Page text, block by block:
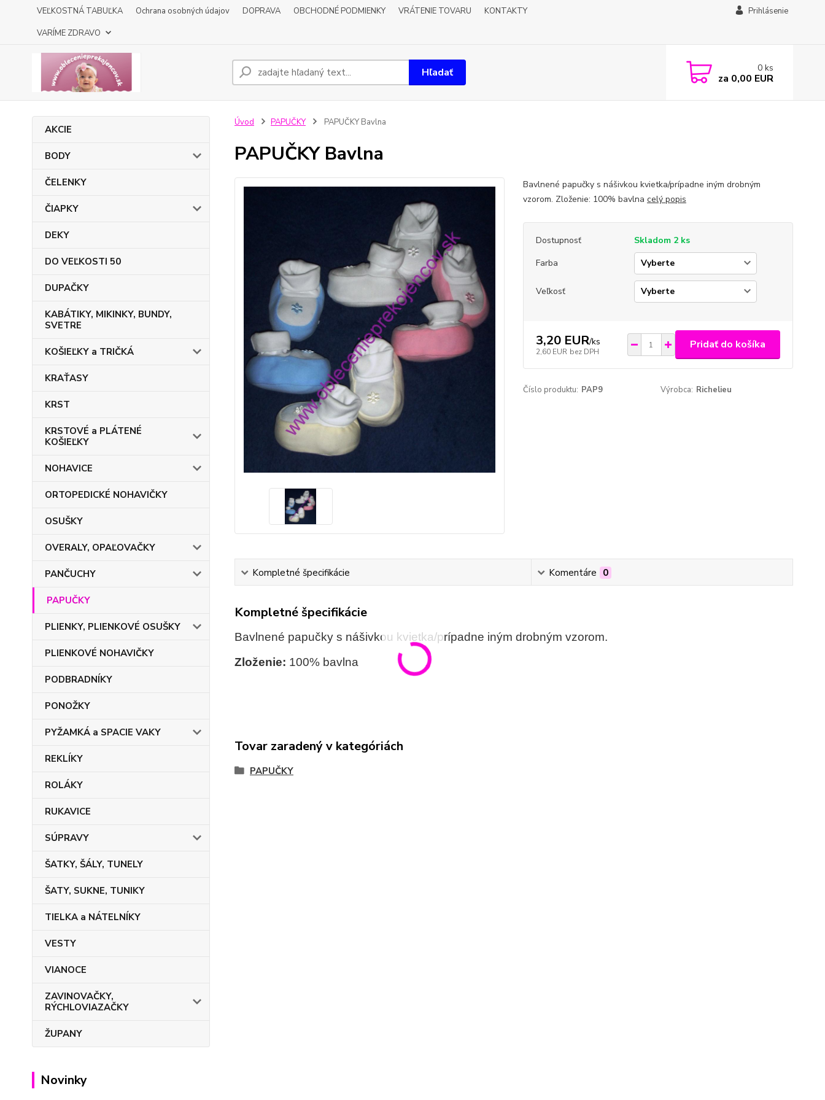
VEĽKOSTNÁ TABUĽKA Ochrana osobných údajov DOPRAVA OBCHODNÉ PODMIENKY VRÁTENIE TOVARU
KONTAKTY
VARÍME ZDRAVO
Prihlásenie
Hľadať 0 ks
za 0,00 EUR
AKCIE
BODY
ČELENKY
ČIAPKY
DEKY
DO VEĽKOSTI 50
DUPAČKY
KABÁTIKY, MIKINKY, BUNDY,
SVETRE
KOŠIEĽKY a TRIČKÁ
KRAŤASY
KRST
KRSTOVÉ a PLÁTENÉ
KOŠIEĽKY
NOHAVICE
ORTOPEDICKÉ NOHAVIČKY
OSUŠKY
OVERALY, OPAĽOVAČKY
PANČUCHY
PAPUČKY
PLIENKY, PLIENKOVÉ OSUŠKY
PLIENKOVÉ NOHAVIČKY
PODBRADNÍKY
PONOŽKY
PYŽAMKÁ a SPACIE VAKY
REKLÍKY
ROLÁKY
RUKAVICE
SÚPRAVY
ŠATKY, ŠÁLY, TUNELY
ŠATY, SUKNE, TUNIKY
TIELKA a NÁTELNÍKY
VESTY
VIANOCE
ZAVINOVAČKY,
RÝCHLOVIAZAČKY
ŽUPANY
Novinky
Úvod PAPUČKY PAPUČKY Bavlna
PAPUČKY Bavlna
Bavlnené papučky s nášivkou kvietka/prípadne iným drobným
vzorom. Zloženie: 100% bavlna celý popis
Dostupnosť
Skladom 2 ks
Farba
Veľkosť
3,20 EUR/ks
2,60 EUR bez DPH
Pridať do košíka
Číslo produktu: PAP9 Výrobca: Richelieu
Kompletné špecifikácie Komentáre 0
Kompletné špecifikácie
Bavlnené papučky s nášivkou kvietka/prípadne iným drobným vzorom.
Zloženie: 100% bavlna
Tovar zaradený v kategóriách
PAPUČKY